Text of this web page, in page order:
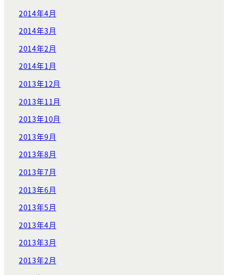
2014年4月
2014年3月
2014年2月
2014年1月
2013年12月
2013年11月
2013年10月
2013年9月
2013年8月
2013年7月
2013年6月
2013年5月
2013年4月
2013年3月
2013年2月